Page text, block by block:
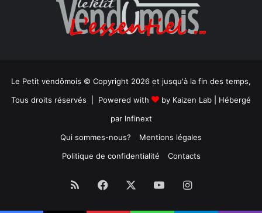
Le Petit vendômois © Copyright 2026 et jusqu'à la fin des temps,
Tous droits réservés | Powered with
by Kaizen Lab | Hébergé
par Infinext
Qui sommes-nous?
Mentions légales
Politique de confidentialité
Contacts
RSS Facebook YouTubeInstagram